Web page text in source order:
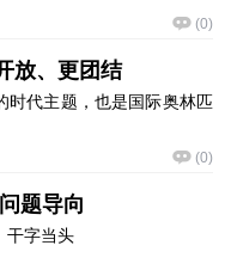
(0)
放、更团结
时代主题，也是国际奥林匹
(0)
题导向
干字当头